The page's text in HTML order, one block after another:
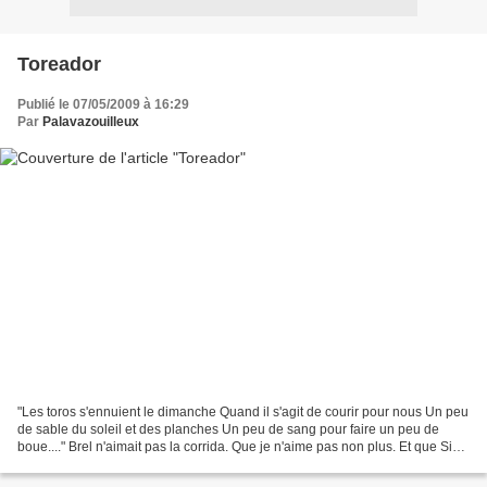
Toreador
Publié le 07/05/2009 à 16:29
Par Palavazouilleux
"Les toros s'ennuient le dimanche Quand il s'agit de courir pour nous Un peu
de sable du soleil et des planches Un peu de sang pour faire un peu de
boue...." Brel n'aimait pas la corrida. Que je n'aime pas non plus. Et que Siné